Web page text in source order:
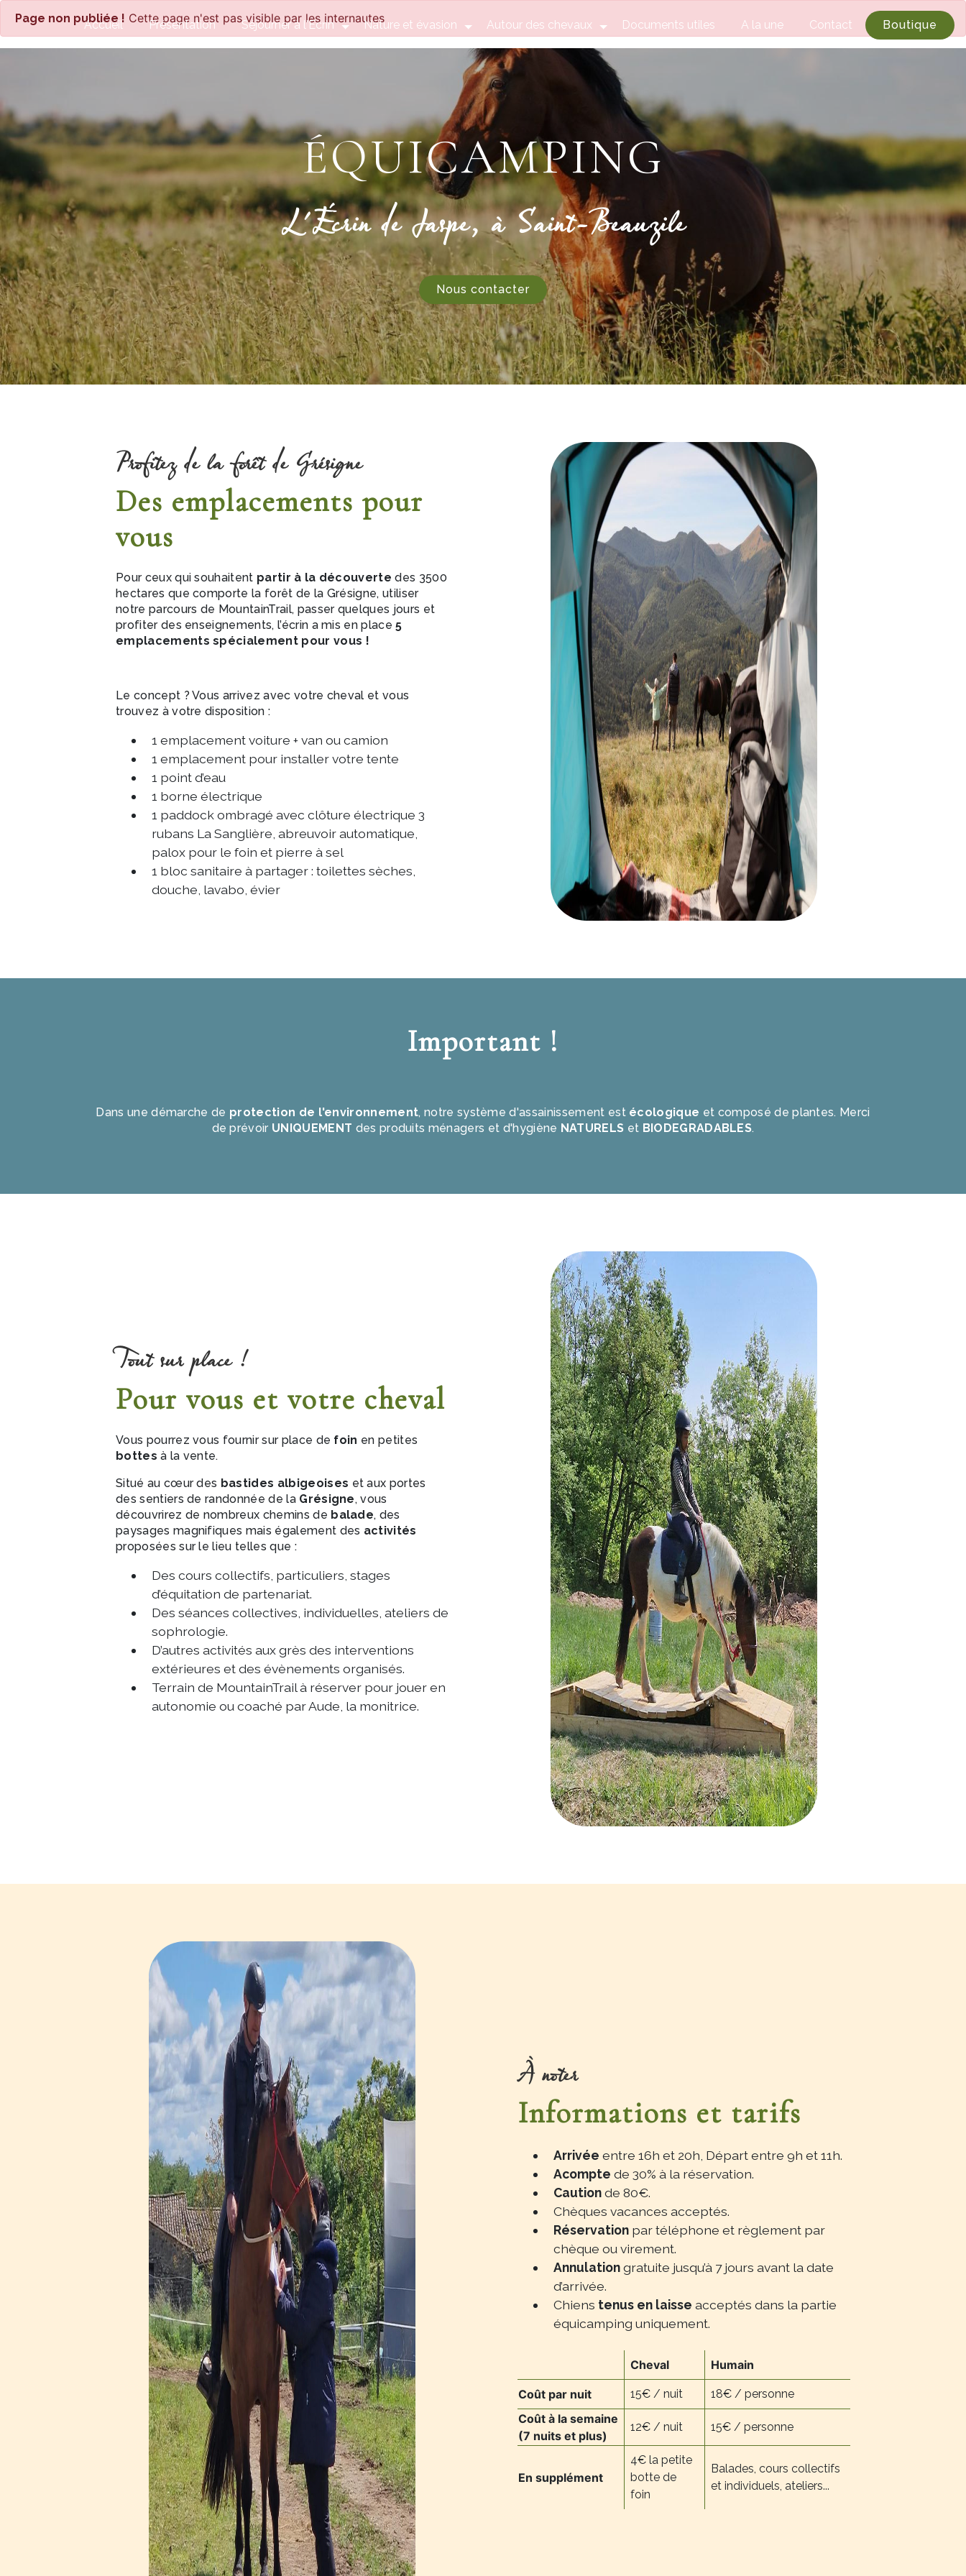
Accueil Présentation Séjourner à l'Ecrin Nature et évasion Autour des chevaux Documents utiles A la une Contact Boutique ×
Page non publiée ! Cette page n'est pas visible par les internautes
ÉQUICAMPING
L'Écrin de Jaspe, à Saint-Beauzile
Nous contacter
Profitez de la forêt de Grésigne
Des emplacements pour
vous
Pour ceux qui souhaitent partir à la découvertedes 3500
hectares que comporte la forêt de la Grésigne, utiliser
notre parcours de MountainTrail, passer quelques jours et
profiter des enseignements, l’écrin a mis en place5
emplacements spécialement pour vous !
Le concept ? Vous arrivez avec votre cheval et vous
trouvez à votre disposition :
1 emplacement voiture + van ou camion
1 emplacement pour installer votre tente
1 point d’eau
1 borne électrique
1 paddock ombragé avec clôture électrique 3
rubans La Sanglière, abreuvoir automatique,
palox pour le foin et pierre à sel
1 bloc sanitaire à partager : toilettes sèches,
douche, lavabo, évier
Important !
Dans une démarche de protection de l'environnement, notre système d'assainissement est écologique et composé de plantes. Merci
de prévoir UNIQUEMENT des produits ménagers et d'hygiène NATURELS et BIODEGRADABLES.
Tout sur place !
Pour vous et votre cheval
Vous pourrez vous fournir sur place de foin en petites
bottesà la vente.
Situé au cœur des bastides albigeoises et aux portes
des sentiers de randonnée de la Grésigne, vous
découvrirez de nombreux chemins de balade, des
paysages magnifiques mais également des activités
proposées sur le lieu telles que :
Des cours collectifs, particuliers, stages
d’équitation de partenariat.
Des séances collectives, individuelles, ateliers de
sophrologie.
D’autres activités aux grès des interventions
extérieures et des évènements organisés.
Terrain de MountainTrail à réserver pour jouer en
autonomie ou coaché par Aude, la monitrice.
À noter
Informations et tarifs
Arrivée entre 16h et 20h, Départ entre 9h et 11h.
Acompte de 30% à la réservation.
Cautionde 80€.
Chèques vacances acceptés.
Réservation par téléphone et règlement par
chèque ou virement.
Annulationgratuite jusqu’à 7 jours avant la date
d’arrivée.
Chiens tenus en laisse acceptés dans la partie
équicamping uniquement.
Cheval Humain
Coût par nuit 15€ / nuit 18€ / personne
Coût à la semaine
(7 nuits et plus)
12€ / nuit 15€ / personne
En supplément
4€ la petite
botte de
foin
Balades, cours collectifs
et individuels, ateliers...